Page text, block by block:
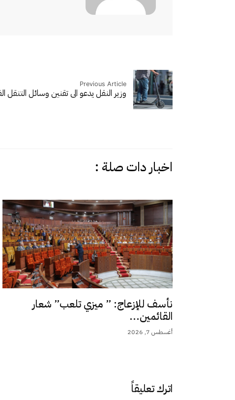
Previous Article
وزير النقل يدعو الى تقنين وسائل التنقل
اخبار دات صلة :
نأسف للإزعاج: ” ميزي تلعب” شعار
القائمين...
أغسطس 7, 2026
اترك تعليقاً